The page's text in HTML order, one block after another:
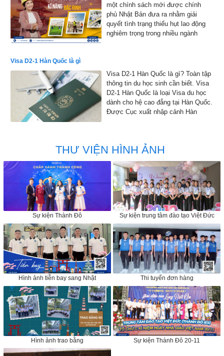
một chính sách mới được chính
phủ Nhật Bản đưa ra nhằm giải
quyết tình trạng thiếu hụt lao động
nghiêm trọng trong nhiều ngành
Visa D2-1 Hàn Quốc là gì
Visa D2-1 Hàn Quốc là gì? Toàn tập
thông tin du học sinh cần biết. Visa
D2-1 Hàn Quốc là loại Visa du học
dành cho hệ cao đẳng tại Hàn Quốc.
Được Cục xuất nhập cảnh Hàn
THƯ VIỆN HÌNH ẢNH
Sự kiện Thành Đô Sự kiện trung tâm đào tạo Việt Đức
Hình ảnh tiễn bay sang Nhật Thi tuyển đơn hàng
Hình ảnh trao bằng Sự kiện Thành Đô 20-11